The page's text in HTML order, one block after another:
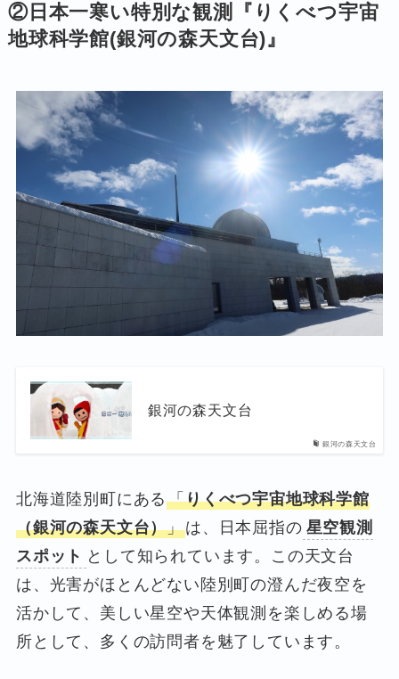
②日本一寒い特別な観測『 りくべつ宇宙
地球科学館(銀河の森天文台)』
銀河の森天文台
銀河の森天文台
北海道陸別町にある「りくべつ宇宙地球科学館
（銀河の森天文台）」は、日本屈指の 星空観測
スポット として知られています。この天文台
は、光害がほとんどない陸別町の澄んだ夜空を
活かして、美しい星空や天体観測を楽しめる場
所として、多くの訪問者を魅了しています。